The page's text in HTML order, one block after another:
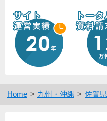
Home 九州・沖縄 佐賀県